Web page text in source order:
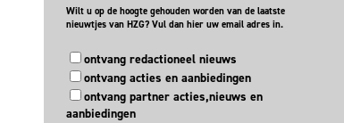
Wilt u op de hoogte gehouden worden van de laatste
nieuwtjes van HZG? Vul dan hier uw email adres in.
ontvang redactioneel nieuws
ontvang acties en aanbiedingen
ontvang partner acties,nieuws en
aanbiedingen